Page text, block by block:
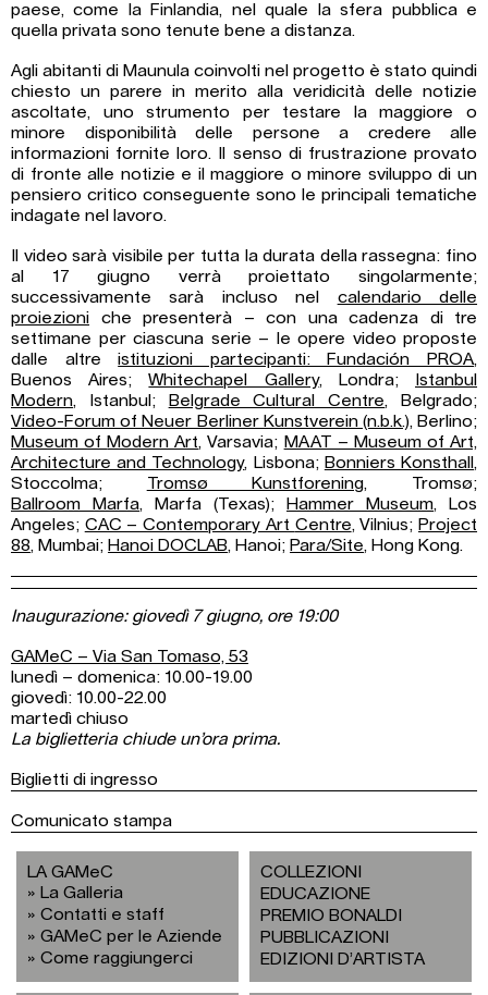
paese, come la Finlandia, nel quale la sfera pubblica e
quella privata sono tenute bene a distanza.
Agli abitanti di Maunula coinvolti nel progetto è stato quindi
chiesto un parere in merito alla veridicità delle notizie
ascoltate, uno strumento per testare la maggiore o
minore disponibilità delle persone a credere alle
informazioni fornite loro. Il senso di frustrazione provato
di fronte alle notizie e il maggiore o minore sviluppo di un
pensiero critico conseguente sono le principali tematiche
indagate nel lavoro.
Il video sarà visibile per tutta la durata della rassegna: fino
al 17 giugno verrà proiettato singolarmente;
successivamente sarà incluso nel calendario delle
proiezioni che presenterà – con una cadenza di tre
settimane per ciascuna serie – le opere video proposte
dalle altreistituzioni partecipanti: Fundación PROA,
Buenos Aires;Whitechapel Gallery, Londra;
Istanbul
Modern, Istanbul; Belgrade Cultural Centre, Belgrado;
Video-Forum of Neuer Berliner Kunstverein (n.b.k.), Berlino;
Museum of Modern Art, Varsavia; MAAT – Museum of Art,
Architecture and Technology, Lisbona; Bonniers Konsthall,
Stoccolma; Tromsø Kunstforening, Tromsø;
Ballroom
Marfa, Marfa (Texas); Hammer Museum, Los
Angeles; CAC – Contemporary Art Centre, Vilnius; Project
88, Mumbai; Hanoi DOCLAB, Hanoi; Para/Site, Hong Kong.
Inaugurazione: giovedì 7 giugno, ore 19:00
GAMeC – Via San Tomaso, 53
lunedì – domenica: 10.00-19.00
giovedì: 10.00-22.00
martedì chiuso
La biglietteria chiude un’ora prima.
Biglietti di ingresso
Comunicato stampa
LA GAMeC
La Galleria
Contatti e staff
GAMeC per le Aziende
Come raggiungerci
COLLEZIONI
EDUCAZIONE
PREMIO BONALDI
PUBBLICAZIONI
EDIZIONI D’ARTISTA